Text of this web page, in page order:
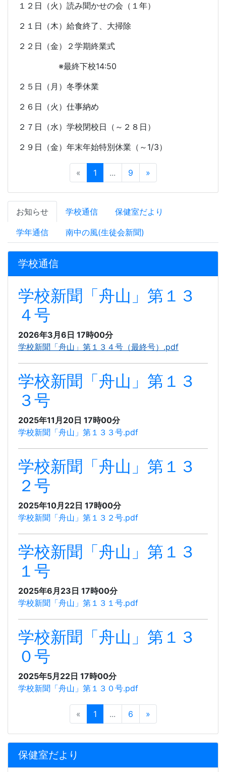
１２日（火）読み聞かせの会（１年）
２１日（木）給食終了、大掃除
２２日（金）２学期終業式
※最終下校14:50
２５日（月）冬季休業
２６日（火）仕事納め
２７日（水）学校閉校日（～２８日）
２９日（金）年末年始特別休業（～ 1/3）
« 1 ... 9 »
お知らせ 学校通信 保健室だより
学年通信 南中の風(生徒会新聞)
学校通信
学校新聞「舟山」第１３
４号
2026年3月6日 17時00分
学校新聞「舟山」第１３４号（最終号）.pdf
学校新聞「舟山」第１３
３号
2025年11月20日 17時00分
学校新聞「舟山」第１３３号.pdf
学校新聞「舟山」第１３
２号
2025年10月22日 17時00分
学校新聞「舟山」第１３２号.pdf
学校新聞「舟山」第１３
１号
2025年6月23日 17時00分
学校新聞「舟山」第１３１号.pdf
学校新聞「舟山」第１３
０号
2025年5月22日 17時00分
学校新聞「舟山」第１３０号.pdf
« 1 ... 6 »
保健室だより